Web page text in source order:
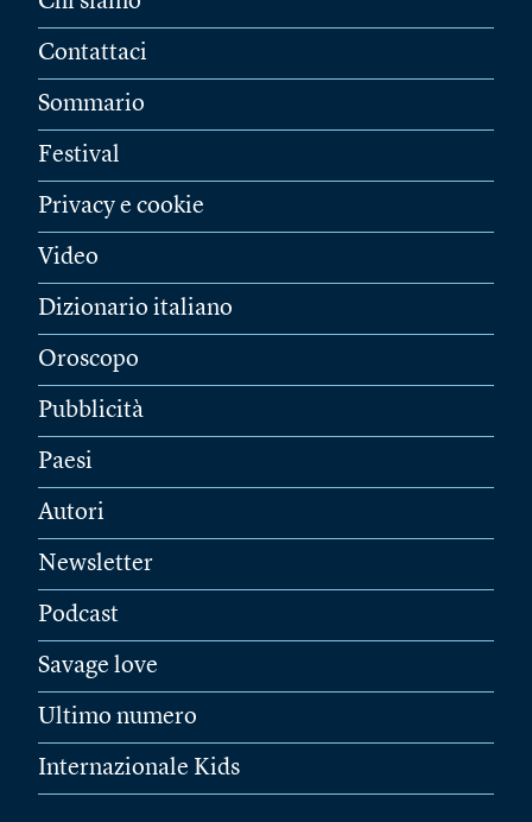
Contattaci
Sommario
Festival
Privacy e cookie
Video
Dizionario italiano
Oroscopo
Pubblicità
Paesi
Autori
Newsletter
Podcast
Savage love
Ultimo numero
Internazionale Kids